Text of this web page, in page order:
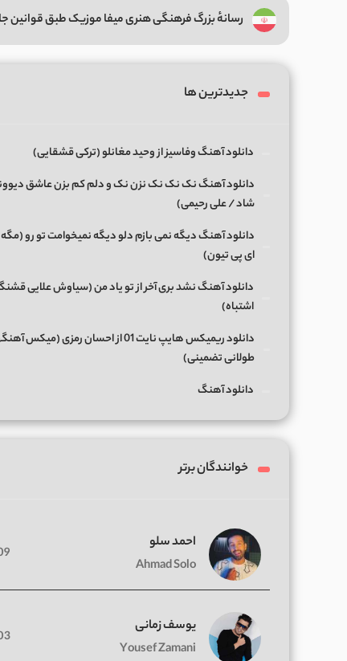
رسانهٔ بزرگ فرهنگی هنری میفا موزیک طبق قوانین
جدیدترین ها
دانلود آهنگ وفاسیز از وحید مغانلو (ترکی قشقایی)
دانلود آهنگ نک نک نک نزن نک و دلم کم بزن عاشق
شاد / علی رحیمی)
دانلود آهنگ دیگه نمی بازم دلو دیگه نمیخوامت تو رو
ای پی تیون)
دانلود آهنگ نشد بری آخر از تو یاد من (سیاوش علایی
اشتباه)
دانلود ریمیکس هایپ نایت 01 از احسان رمزی
طولانی تضمینی)
دانلود آهنگ
خوانندگان برتر
احمد سلو
Ahmad Solo
یوسف زمانی
Yousef Zamani